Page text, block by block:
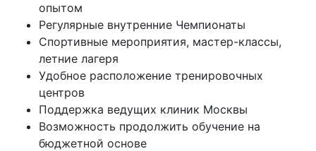
опытом
Регулярные внутренние Чемпионаты
Спортивные мероприятия, мастер-классы,
летние лагеря
Удобное расположение тренировочных
центров
Поддержка ведущих клиник Москвы
Возможность продолжить обучение на
бюджетной основе